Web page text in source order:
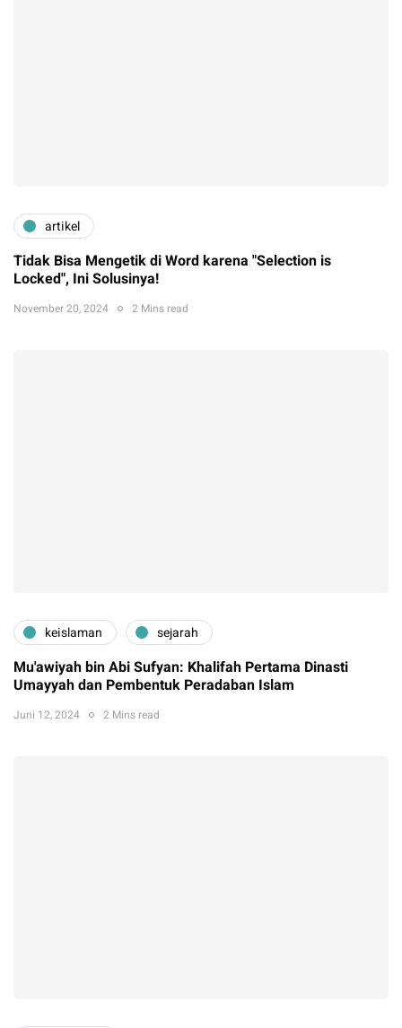
artikel
Tidak Bisa Mengetik di Word karena "Selection is
Locked", Ini Solusinya!
November 20, 2024 2 Mins read
keislaman sejarah
Mu'awiyah bin Abi Sufyan: Khalifah Pertama Dinasti
Umayyah dan Pembentuk Peradaban Islam
Juni 12, 2024 2 Mins read